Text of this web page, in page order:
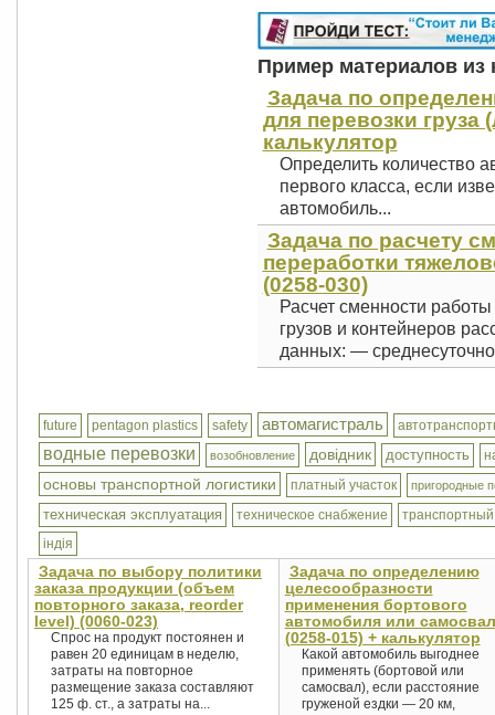
Пример материалов из
Задача по
для перевозки груза
калькулятор
Определить количество
первого класса, если
автомобиль...
Задача по расчету
переработки
(0258-030)
Расчет сменности
грузов и контейнеров
данных: —
future pentagon plastics safety автомагистраль
водные перевозки возобновление довідник доступность
основы транспортной логистики платный участок пригородные
техническая эксплуатация техническое снабжение
транспортный
індія
Задача по выбору политики
заказа продукции (объем
повторного заказа, reorder
level) (0060-023)
Спрос на продукт постоянен и
равен 20 единицам в неделю,
затраты на повторное
размещение заказа составляют
125 ф. ст., а затраты на...
Задача по определению
целесообразности
применения бортового
автомобиля или
(0258-015) + калькулятор
Какой автомобиль выгоднее
применять (бортовой или
самосвал), если расстояние
груженой ездки — 20 км,